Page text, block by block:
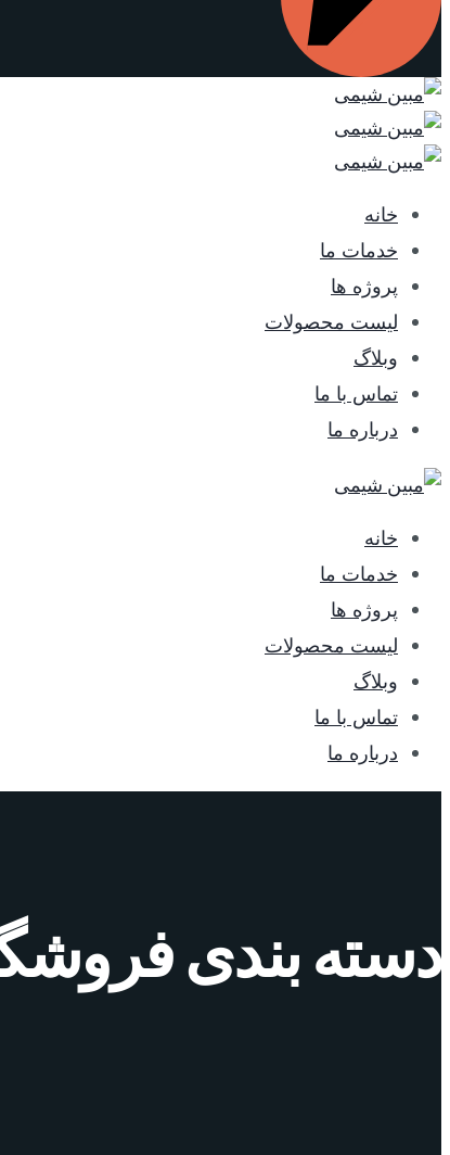
خانه
خدمات ما
پروژه ها
لیست محصولات
وبلاگ
تماس با ما
درباره ما
خانه
خدمات ما
پروژه ها
لیست محصولات
وبلاگ
تماس با ما
درباره ما
دسته بندی